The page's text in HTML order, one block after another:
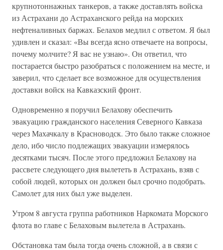
крупнотоннажных танкеров, а также доставлять войска
из Астрахани до Астраханского рейда на морских
нефтеналивных баржах. Белахов медлил с ответом. Я был
удивлен и сказал: «Вы всегда ясно отвечаете на вопросы,
почему молчите? Я вас не узнаю». Он ответил, что
постарается быстро разобраться с положением на месте, и
заверил, что сделает все возможное для осуществления
доставки войск на Кавказский фронт.
Одновременно я поручил Белахову обеспечить
эвакуацию гражданского населения Северного Кавказа
через Махачкалу в Красноводск. Это было также сложное
дело, ибо число подлежащих эвакуации измерялось
десятками тысяч. После этого предложил Белахову на
рассвете следующего дня вылететь в Астрахань, взяв с
собой людей, которых он должен был срочно подобрать.
Самолет для них был уже выделен.
Утром 8 августа группа работников Наркомата Морского
флота во главе с Белаховым вылетела в Астрахань.
Обстановка там была тогда очень сложной, а в связи с